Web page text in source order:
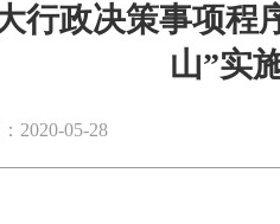
行政决策事项程
山”实
2020-05-28